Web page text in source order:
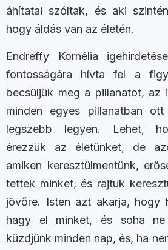
áhítatai szóltak, és aki
hogy áldás van az életén.
Endreffy Kornélia
fontosságára hívta fel a
becsüljük meg a pillanatot, az
minden egyes pillanatban
legszebb legyen. Lehet,
érezzük az életünket, de
amiken keresztülmentünk,
tettek minket, és rajtuk
jövőre. Isten azt akarja, hogy
hagy el minket, és soha
küzdjünk minden nap, és, ha